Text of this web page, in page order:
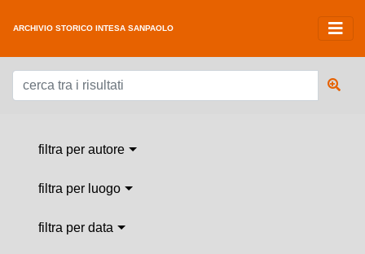
ARCHIVIO STORICO INTESA SANPAOLO
filtra per autore
filtra per luogo
filtra per data